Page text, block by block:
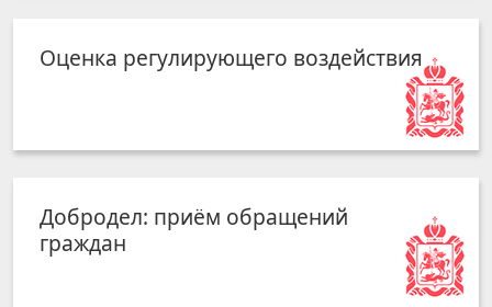
Оценка регулирующего воздействия
Добродел: приём обращений
граждан